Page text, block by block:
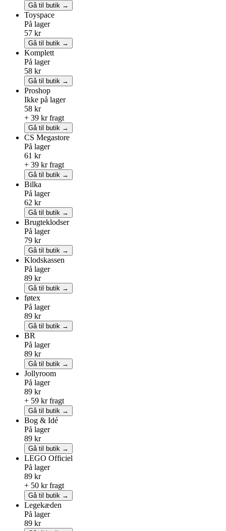
Gå til butik →
Toyspace
På lager
57 kr
Gå til butik →
Komplett
På lager
58 kr
Gå til butik →
Proshop
Ikke på lager
58 kr
+ 39 kr fragt
Gå til butik →
CS Megastore
På lager
61 kr
+ 39 kr fragt
Gå til butik →
Bilka
På lager
62 kr
Gå til butik →
Brugteklodser
På lager
79 kr
Gå til butik →
Klodskassen
På lager
89 kr
Gå til butik →
føtex
På lager
89 kr
Gå til butik →
BR
På lager
89 kr
Gå til butik →
Jollyroom
På lager
89 kr
+ 59 kr fragt
Gå til butik →
Bog & Idé
På lager
89 kr
Gå til butik →
LEGO Officiel
På lager
89 kr
+ 50 kr fragt
Gå til butik →
Legekæden
På lager
89 kr